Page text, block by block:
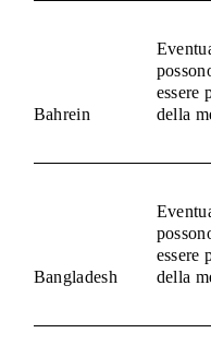
Bahrein
essere
della
Bangladesh
essere
della